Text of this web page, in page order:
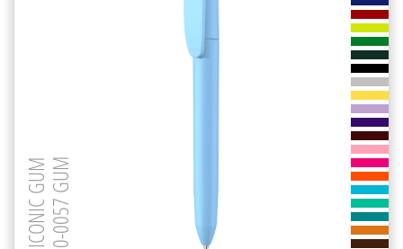
ICONIC GUM0-0057 GUM